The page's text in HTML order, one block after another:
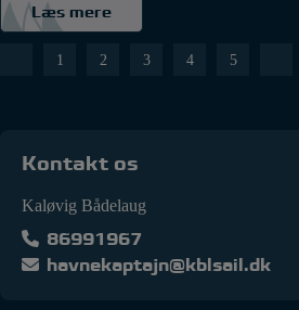
Læs mere
Navigation
1 2 3 4 5
Kontakt os
Kaløvig Bådelaug
86991967
havnekaptajn@kblsail.dk